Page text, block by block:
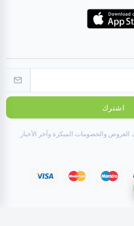
اشترك
والخصومات المبكرة وآخر الأخبار